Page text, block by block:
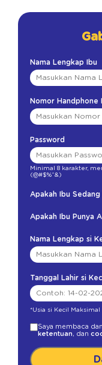
Nama Lengkap Ibu
Nomor Handphone
Password
Minimal 8 karakter,
(@#$%^&)
Apakah Ibu Sedang
Apakah Ibu Punya
Nama Lengkap si
Tanggal Lahir si
*Usia si Kecil Maksimal
Saya membaca
ketentuan, dan